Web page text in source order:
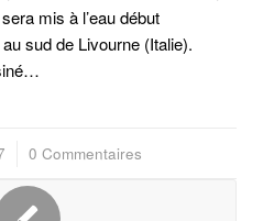
mis à l’eau début
sud de Livourne (Italie).
0 Commentaires